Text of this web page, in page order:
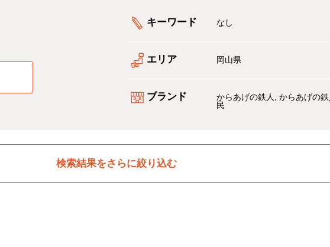
キーワード なし
エリア 岡山県
ブランド からあげの鉄人 からあげの
民
検索結果をさらに絞り込む